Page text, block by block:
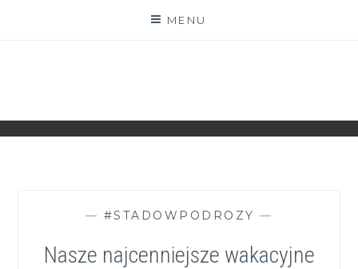
MENU
— #STADOWPODROZY —
Nasze najcenniejsze wakacyjne